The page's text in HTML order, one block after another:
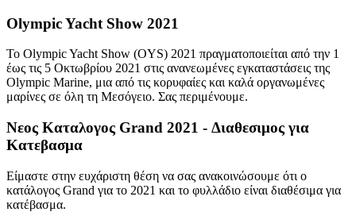
Olympic Yacht Show 2021
To Olympic Yacht Show (OYS) 2021 πραγματοποιείται από την 1
έως τις 5 Οκτωβρίου 2021 στις ανανεωμένες εγκαταστάσεις της
Olympic Marine, μια από τις κορυφαίες και καλά οργανωμένες
μαρίνες σε όλη τη Μεσόγειο. Σας περιμένουμε.
Νεος Καταλογος Grand 2021 - Διαθεσιμος για
Κατεβασμα
Είμαστε στην ευχάριστη θέση να σας ανακοινώσουμε ότι ο
κατάλογος Grand για το 2021 και το φυλλάδιο είναι διαθέσιμα για
κατέβασμα.